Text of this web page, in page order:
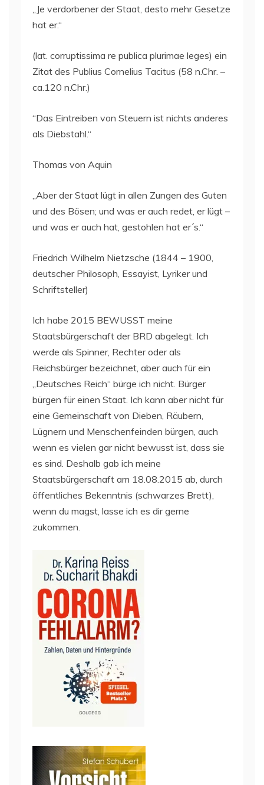
„Je verdorbener der Staat, desto mehr Gesetze
hat er.“
(lat. corruptissima re publica plurimae leges) ein
Zitat des Publius Cornelius Tacitus (58 n.Chr. –
ca.120 n.Chr.)
“Das Eintreiben von Steuern ist nichts anderes
als Diebstahl.“
Thomas von Aquin
„Aber der Staat lügt in allen Zungen des Guten
und des Bösen; und was er auch redet, er lügt –
und was er auch hat, gestohlen hat er´s.“
Friedrich Wilhelm Nietzsche (1844 – 1900,
deutscher Philosoph, Essayist, Lyriker und
Schriftsteller)
Ich habe 2015 BEWUSST meine
Staatsbürgerschaft der BRD abgelegt. Ich
werde als Spinner, Rechter oder als
Reichsbürger bezeichnet, aber auch für ein
„Deutsches Reich“ bürge ich nicht. Bürger
bürgen für einen Staat. Ich kann aber nicht für
eine Gemeinschaft von Dieben, Räubern,
Lügnern und Menschenfeinden bürgen, auch
wenn es vielen gar nicht bewusst ist, dass sie
es sind. Deshalb gab ich meine
Staatsbürgerschaft am 18.08.2015 ab, durch
öffentliches Bekenntnis (schwarzes Brett),
wenn du magst, lasse ich es dir gerne
zukommen.